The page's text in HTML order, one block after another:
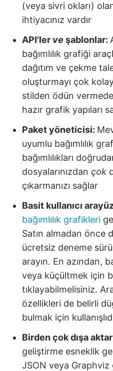
(veya sivri okları)
ihtiyacınız vardır
API'ler ve şablonlar:
bağımlılık grafiği
dağıtım ve çekme
oluşturmayı çok
stilden ödün
hazır grafik yapıları
Paket yöneticisi:
uyumlu bağımlılık
bağımlılıkları
dosyalarınızdan çok
çıkarmanızı sağlar
Basit kullanıcı
bağımlılık grafikleri
Satın almadan önce
ücretsiz deneme
arayın. En azından,
veya küçültmek için
tıklayabilmelisiniz.
özellikleri de belirli
bulmak için
Birden çok dışa
geliştirme esneklik
JSON veya Graphviz